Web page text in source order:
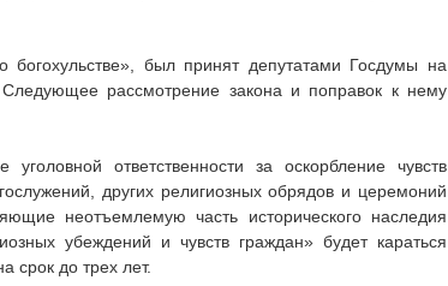
был принят депутатами Госдумы на
рассмотрение закона и поправок к нему
ответственности за оскорбление чувств
других религиозных обрядов и церемоний
неотъемлемую часть исторического наследия
убеждений и чувств граждан» будет караться
срок до трех лет.